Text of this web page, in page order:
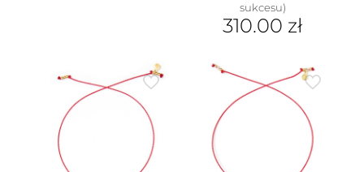
sukcesu)
310.00 zł
ma
wiele
wariantów.